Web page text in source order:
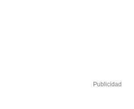
Publicidad